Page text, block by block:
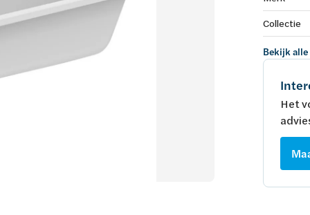
Collectie
Bekijk
Het